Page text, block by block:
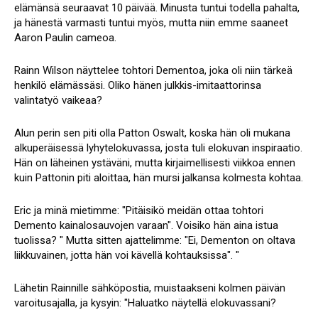
elämänsä seuraavat 10 päivää. Minusta tuntui todella pahalta,
ja hänestä varmasti tuntui myös, mutta niin emme saaneet
Aaron Paulin cameoa.
Rainn Wilson näyttelee tohtori Dementoa, joka oli niin tärkeä
henkilö elämässäsi. Oliko hänen julkkis-imitaattorinsa
valintatyö vaikeaa?
Alun perin sen piti olla Patton Oswalt, koska hän oli mukana
alkuperäisessä lyhytelokuvassa, josta tuli elokuvan inspiraatio.
Hän on läheinen ystäväni, mutta kirjaimellisesti viikkoa ennen
kuin Pattonin piti aloittaa, hän mursi jalkansa kolmesta kohtaa.
Eric ja minä mietimme: "Pitäisikö meidän ottaa tohtori
Demento kainalosauvojen varaan". Voisiko hän aina istua
tuolissa? " Mutta sitten ajattelimme: "Ei, Dementon on oltava
liikkuvainen, jotta hän voi kävellä kohtauksissa". "
Lähetin Rainnille sähköpostia, muistaakseni kolmen päivän
varoitusajalla, ja kysyin: "Haluatko näytellä elokuvassani?